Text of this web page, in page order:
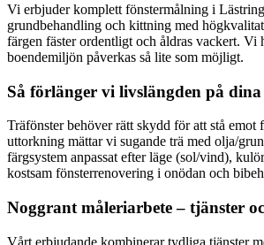
Vi erbjuder komplett fönstermålning i
grundbehandling och kittning med
färgen fäster ordentligt och åldras vackert.
boendemiljön påverkas så lite som möjligt.
Så förlänger vi livslängden på
Träfönster behöver rätt skydd för att stå
uttorkning mättar vi sugande trä med olja/
färgsystem anpassat efter läge (sol/vind),
kostsam fönsterrenovering i onödan och
Noggrant måleriarbete – tjänster
Vårt erbjudande kombinerar tydliga tjänster